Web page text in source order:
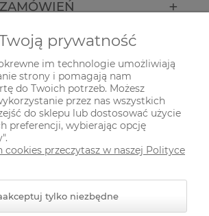
NA
prywatność
im technologie umożliwiają
strony i pomagają nam
do Twoich potrzeb. Możesz
przez nas wszystkich
do sklepu lub dostosować użycie
preferencji, wybierając opcję
cookies przeczytasz w naszej Polityce
tylko niezbędne